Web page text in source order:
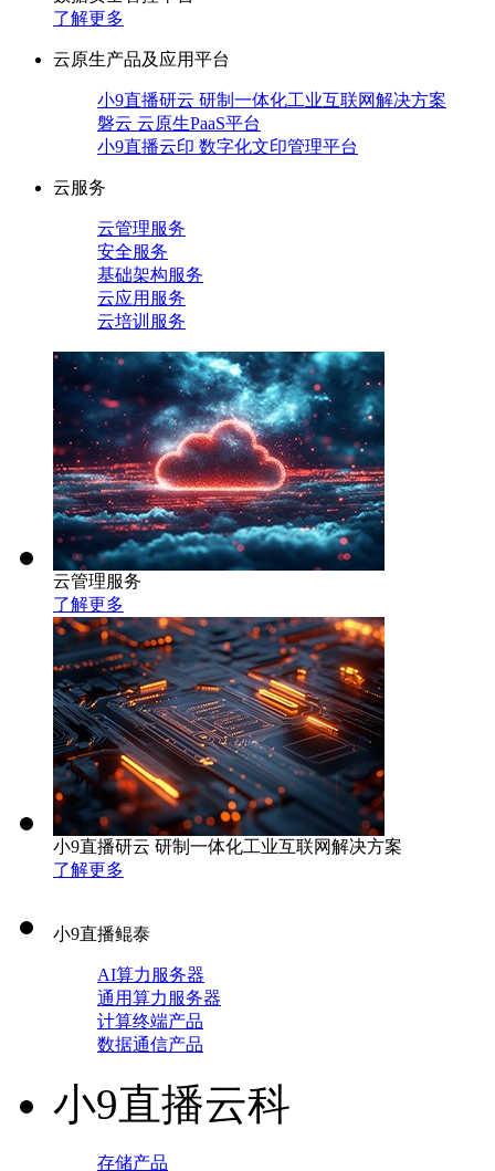
了解更多
云原生产品及应用平台
小9直播研云 研制一体化工业互联网解决方案
磐云 云原生PaaS平台
小9直播云印 数字化文印管理平台
云服务
云管理服务
安全服务
基础架构服务
云应用服务
云培训服务
云管理服务
了解更多
小9直播研云 研制一体化工业互联网解决方案
了解更多
小9直播鲲泰
AI算力服务器
通用算力服务器
计算终端产品
数据通信产品
小9直播云科
存储产品